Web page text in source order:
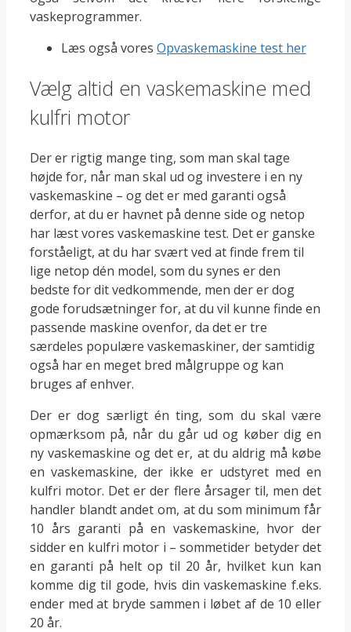
vaskeprogrammer.
Læs også vores Opvaskemaskine test her
Vælg altid en vaskemaskine med
kulfri motor
Der er rigtig mange ting, som man skal tage
højde for, når man skal ud og investere i en ny
vaskemaskine – og det er med garanti også
derfor, at du er havnet på denne side og netop
har læst vores vaskemaskine test. Det er ganske
forståeligt, at du har svært ved at finde frem til
lige netop dén model, som du synes er den
bedste for dit vedkommende, men der er dog
gode forudsætninger for, at du vil kunne finde en
passende maskine ovenfor, da det er tre
særdeles populære vaskemaskiner, der samtidig
også har en meget bred målgruppe og kan
bruges af enhver.
Der er dog særligt én ting, som du skal være
opmærksom på, når du går ud og køber dig en
ny vaskemaskine og det er, at du aldrig må købe
en vaskemaskine, der ikke er udstyret med en
kulfri motor. Det er der flere årsager til, men det
handler blandt andet om, at du som minimum får
10 års garanti på en vaskemaskine, hvor der
sidder en kulfri motor i – sommetider betyder det
en garanti på helt op til 20 år, hvilket kun kan
komme dig til gode, hvis din vaskemaskine f.eks.
ender med at bryde sammen i løbet af de 10 eller
20 år.